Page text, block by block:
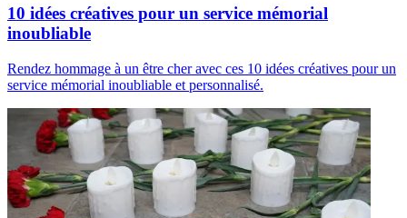
10 idées créatives pour un service mémorial
inoubliable
Rendez hommage à un être cher avec ces 10 idées créatives pour un
service mémorial inoubliable et personnalisé.